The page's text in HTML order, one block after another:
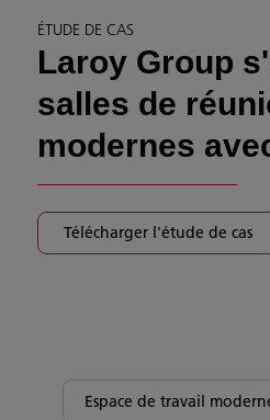
ÉTUDE DE CAS
Laroy Group
salles de
modernes
Télécharger l'étude de cas
Espace de travail